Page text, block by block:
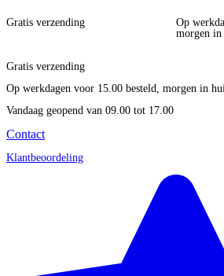
Gratis verzending
Op
morgen in
Gratis verzending
Op werkdagen voor 15.00 besteld, morgen in
Vandaag geopend van 09.00 tot 17.00
Contact
Klantbeoordeling